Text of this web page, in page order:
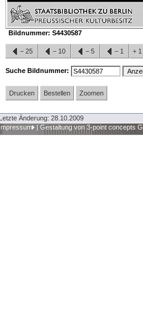
Bildnummer:S4430587
− 25 − 10 − 5 − 1 +
Suche Bildnummer:
Drucken Bestellen Zoomen
Letzte Änderung: 28.10.2009
Impressum
Gestaltung von 3-point concepts